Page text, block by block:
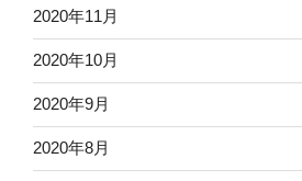
2020年11月
2020年10月
2020年9月
2020年8月